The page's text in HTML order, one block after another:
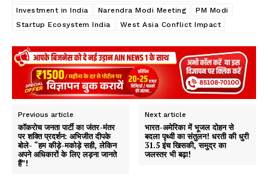
Investment in India
Narendra Modi Meeting
PM Modi
Startup Ecosystem India
West Asia Conflict Impact
Previous article
कॉकरोच जनता पार्टी का जंतर-मंतर
पर शक्ति प्रदर्शन: अभिजीत दीपके
बोले- “हम कीड़े-मकोड़े सही, लेकिन
अपने अधिकारों के लिए लड़ना जानते
हैं”!
Next article
भारत-अमेरिका में भूजल दोहन से
बदला पृथ्वी का संतुलन! धरती की धुरी
31.5 इंच खिसकी, समुद्र का
जलस्तर भी बढ़ा!